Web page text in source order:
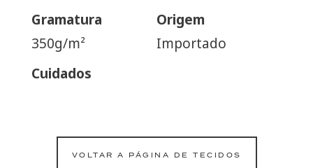
Gramatura
350g/m²
Origem
Importado
Cuidados
VOLTAR A PÁGINA DE TECIDOS